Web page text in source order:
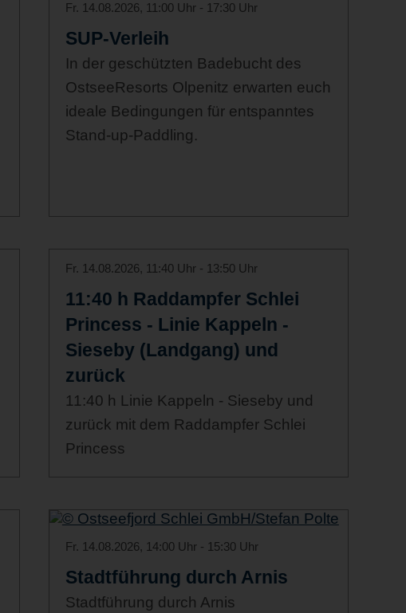
Fr. 14.08.2026, 11:00 Uhr - 17:30 Uhr
SUP-Verleih
In der geschützten Badebucht des
OstseeResorts Olpenitz erwarten euch
ideale Bedingungen für entspanntes
Stand-up-Paddling.
Fr. 14.08.2026, 11:40 Uhr - 13:50 Uhr
11:40 h Raddampfer Schlei
Princess - Linie Kappeln -
Sieseby (Landgang) und
zurück
11:40 h Linie Kappeln - Sieseby und
zurück mit dem Raddampfer Schlei
Princess
Fr. 14.08.2026, 14:00 Uhr - 15:30 Uhr
Stadtführung durch Arnis
Stadtführung durch Arnis